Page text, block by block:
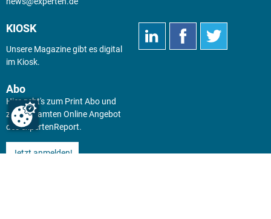
KIOSK
Unsere Magazine gibt es digital
im Kiosk.
Abo
Hier geht's zum Print Abo und
zum gesamten Online Angebot
des expertenReport.
Jetzt anmelden!